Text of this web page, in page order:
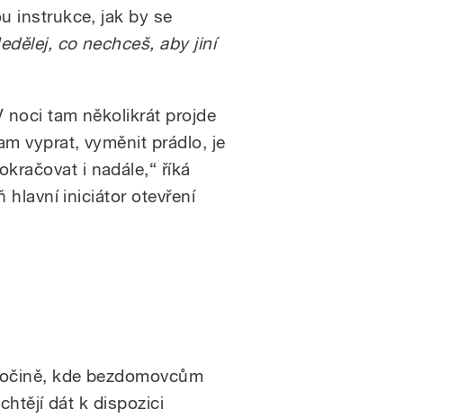
instrukce, jak by se
co nechceš, aby jiní
noci tam několikrát projde
vyprat, vyměnit prádlo, je
i nadále,“ říká
hlavní iniciátor otevření
kde bezdomovcům
dát k dispozici